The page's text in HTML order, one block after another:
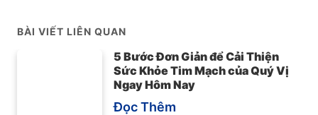
BÀI VIẾT LIÊN QUAN
5 Bước Đơn Giản để Cải Thiện
Sức Khỏe Tim Mạch của Quý Vị
Ngay Hôm Nay
Đọc Thêm